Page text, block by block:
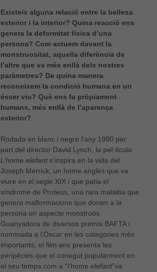
Existeix alguna relació entre la bellesa
exterior i la interior? Quina reacció ens
genera la deformitat física d’una
persona? Com actuem davant la
monstruositat, aquella diferència de
l’altre que va més enllà dels nostres
paràmetres? De quina manera
reconeixem la condició humana en un
ésser viu? Què ens fa pròpiament
humans, més enllà de l’aparença
exterior?
Rodada en blanc i negre l’any 1980 per
part del director David Lynch, la pel·lícula
L’home elefant s’inspira en la vida del
Joseph Merrick, un home anglès que va
viure en el segle XIX i que patia el
síndrome de Proteus, una rara malaltia que
genera malformacions que donen a la
persona un aspecte monstruós.
Guanyadora de diversos premis BAFTA i
nominada a l’Òscar en les categories més
importants, el film ens presenta les
peripècies que el conegut popularment en
el seu temps com a “l’home elefant”va